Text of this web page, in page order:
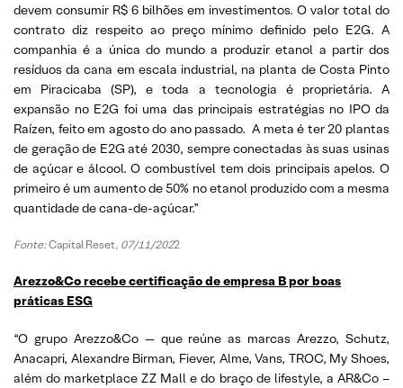
devem consumir R$ 6 bilhões em investimentos. O valor total do
contrato diz respeito ao preço mínimo definido pelo E2G. A
companhia é a única do mundo a produzir etanol a partir dos
resíduos da cana em escala industrial, na planta de Costa Pinto
em Piracicaba (SP), e toda a tecnologia é proprietária. A
expansão no E2G foi uma das principais estratégias no IPO da
Raízen, feito em agosto do ano passado. A meta é ter 20 plantas
de geração de E2G até 2030, sempre conectadas às suas usinas
de açúcar e álcool. O combustível tem dois principais apelos. O
primeiro é um aumento de 50% no etanol produzido com a mesma
quantidade de cana-de-açúcar.”
Fonte:Capital Reset , 07/11/2022
Arezzo&Co recebe certificação de empresa B por boas
práticas ESG
“O grupo Arezzo&Co — que reúne as marcas Arezzo, Schutz,
Anacapri, Alexandre Birman, Fiever, Alme, Vans, TROC, My Shoes,
além do marketplace ZZ Mall e do braço de lifestyle, a AR&Co –